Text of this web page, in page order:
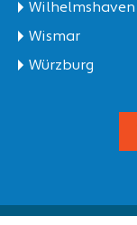
Wilhelmshaven
Wismar
Würzburg